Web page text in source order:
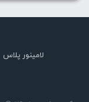
لامینور پلاس